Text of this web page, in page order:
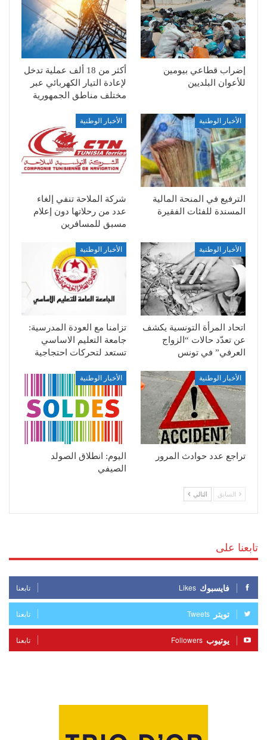
إضراب قطاعي بيومين
للأعوان البلديين
أكثر من 18 ألف عملية تدخل
لإعادة التيار الكهربائي عبر
مختلف مناطق الجمهورية
الأخبار الوطنية
الترفيع في المنحة المالية
المسندة للفئات الفقيرة
الأخبار الوطنية
شركة الملاحة تنفي إلغاء
عدد من رحلاتها دون إعلام
مسبق للمسافرين
الأخبار الوطنية
اتحاد المرأة التونسية يكشف
عن تعدّد حالات “الزواج
العرفي” في تونس
الأخبار الوطنية
تزامنا مع العودة المدرسية:
جامعة التعليم الاساسي
تستعد لتحركات احتجاجية
الأخبار الوطنية
تراجع عدد حوادث المرور
الأخبار الوطنية
اليوم: انطلاق الصولد
الصيفي
السابق التالي
تابعنا على
فايسبوك Likes تابعنا
تويتر Tweets تابعنا
يوتيوب Followers تابعنا